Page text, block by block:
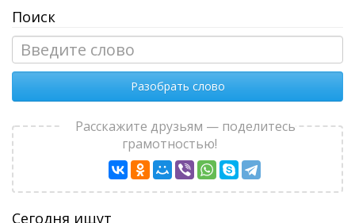
Поиск
Разобрать слово
Расскажите друзьям — поделитесь
грамотностью!
Сегодня ищут